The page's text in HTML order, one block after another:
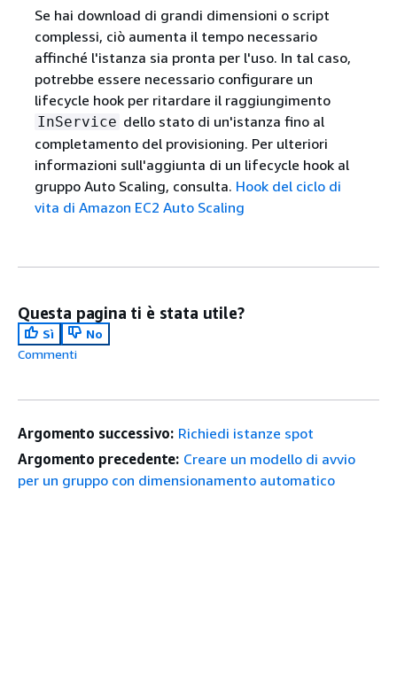
Se hai download di grandi dimensioni o script
complessi, ciò aumenta il tempo necessario
affinché l'istanza sia pronta per l'uso. In tal caso,
potrebbe essere necessario configurare un
lifecycle hook per ritardare il raggiungimento
InService dello stato di un'istanza fino al
completamento del provisioning. Per ulteriori
informazioni sull'aggiunta di un lifecycle hook al
gruppo Auto Scaling, consulta. Hook del ciclo di
vita di Amazon EC2 Auto Scaling
Questa pagina ti è stata utile?
Sì
No
Commenti
Argomento successivo: Richiedi istanze spot
Argomento precedente: Creare un modello di avvio
per un gruppo con dimensionamento automatico